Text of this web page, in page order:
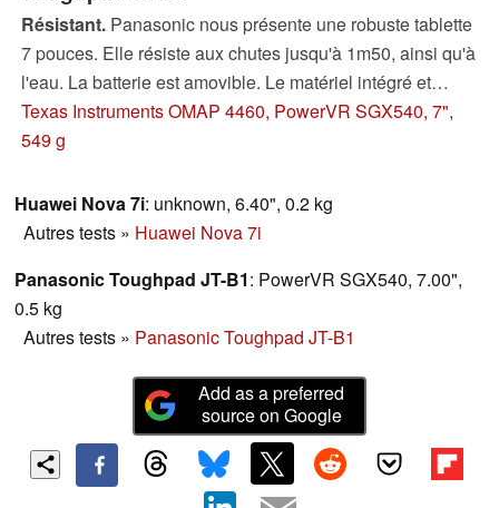
Résistant.Panasonic nous présente une robuste tablette
7 pouces. Elle résiste aux chutes jusqu'à 1m50, ainsi qu'à
l'eau. La batterie est amovible. Le matériel intégré et
l'écran nous ont-ils convaincu après nos tests ?
Texas Instruments OMAP 4460, PowerVR SGX540, 7",
549 g
Huawei Nova 7i: unknown, 6.40", 0.2 kg
Autres tests » Huawei Nova 7i
Panasonic Toughpad JT-B1: PowerVR SGX540, 7.00",
0.5 kg
Autres tests » Panasonic Toughpad JT-B1
Add as a preferred
source on Google